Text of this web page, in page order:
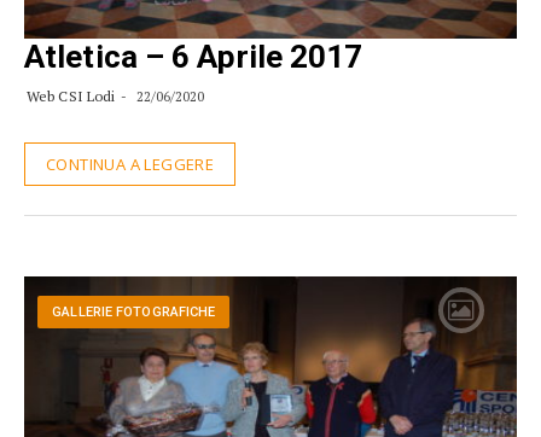
Atletica – 6 Aprile 2017
Web CSI Lodi 22/06/2020
CONTINUA A LEGGERE
GALLERIE FOTOGRAFICHE